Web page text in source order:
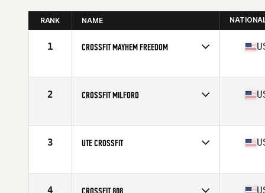
RANK NAME
1 CROSSFIT MAYHEM FREEDOM
Affiliate
CrossFit Mayhem
2 CROSSFIT MILFORD
Affiliate
CrossFit Milford
3 UTE CROSSFIT
Affiliate
Ute CrossFit Sugarhouse
4